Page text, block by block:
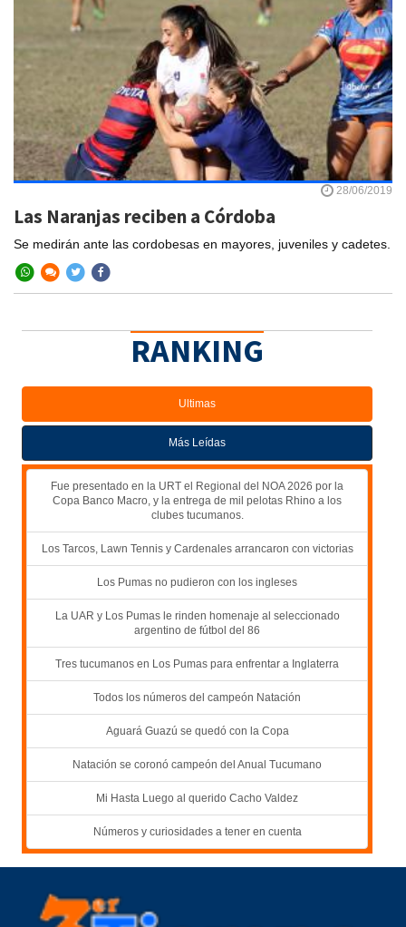
28/06/2019
Las Naranjas reciben a Córdoba
Se medirán ante las cordobesas en mayores, juveniles y cadetes.
RANKING
Ultimas
Más Leídas
Fue presentado en la URT el Regional del NOA 2026 por la
Copa Banco Macro, y la entrega de mil pelotas Rhino a los
clubes tucumanos.
Los Tarcos, Lawn Tennis y Cardenales arrancaron con victorias
Los Pumas no pudieron con los ingleses
La UAR y Los Pumas le rinden homenaje al seleccionado
argentino de fútbol del 86
Tres tucumanos en Los Pumas para enfrentar a Inglaterra
Todos los números del campeón Natación
Aguará Guazú se quedó con la Copa
Natación se coronó campeón del Anual Tucumano
Mi Hasta Luego al querido Cacho Valdez
Números y curiosidades a tener en cuenta